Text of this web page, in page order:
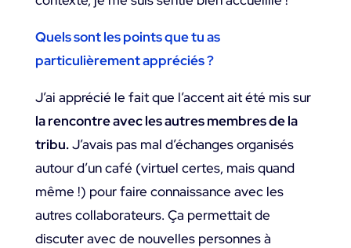
Quels sont les points que tu as
particulièrement appréciés ?
J’ai apprécié le fait que l’accent ait été mis sur
la rencontre avec les autres membres de la
tribu.J’avais pas mal d’échanges organisés
autour d’un café (virtuel certes, mais quand
même !) pour faire connaissance avec les
autres collaborateurs. Ça permettait de
discuter avec de nouvelles personnes à